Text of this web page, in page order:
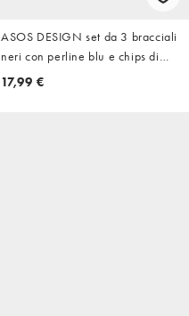
ASOS DESIGN set da 3 bracciali
neri con perline blu e chips di
pietra amazzonite semipreziosa
17,99 €